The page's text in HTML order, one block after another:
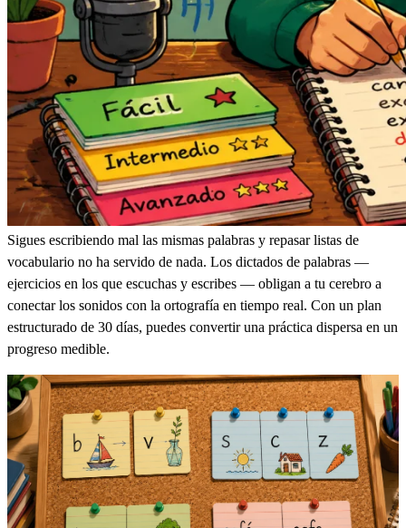
Sigues escribiendo mal las mismas palabras y repasar listas de
vocabulario no ha servido de nada. Los dictados de palabras —
ejercicios en los que escuchas y escribes — obligan a tu cerebro a
conectar los sonidos con la ortografía en tiempo real. Con un plan
estructurado de 30 días, puedes convertir una práctica dispersa en un
progreso medible.